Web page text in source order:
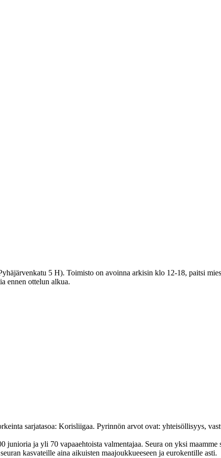
5 H). Toimisto on avoinna arkisin klo 12-18, paitsi
ennen ottelun alkua.
sarjatasoa: Korisliigaa. Pyrinnön arvot ovat: yhteisöl­lisyys,
ja yli 70 vapaa­ehtoista valmen­tajaa. Seura on yksi
kasvateille aina aikuisten maa­joukkueeseen ja euro­kentille asti.